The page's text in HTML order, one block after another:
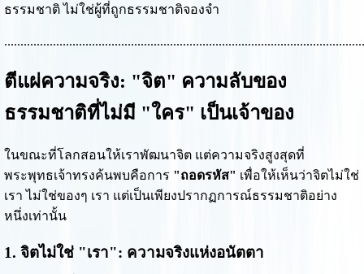
ธรรมชาติ ไม่ใช่ผู้ที่ถูกธรรมชาติจองจำ
ตีแผ่ความจริง: "จิต" ความลับของ
ธรรมชาติที่ไม่มี "ใคร" เป็นเจ้าของ
ในขณะที่โลกสอนให้เราพัฒนาจิต แต่ความจริงสูงสุดที่
พระพุทธเจ้าทรงค้นพบคือการ "ถอดรหัส" เพื่อให้เห็นว่าจิตไม่ใช่
เรา ไม่ใช่ของๆ เรา แต่เป็นเพียงปรากฏการณ์ธรรมชาติอย่าง
หนึ่งเท่านั้น
1. จิตไม่ใช่ "เรา": ความจริงแห่งอนัตตา